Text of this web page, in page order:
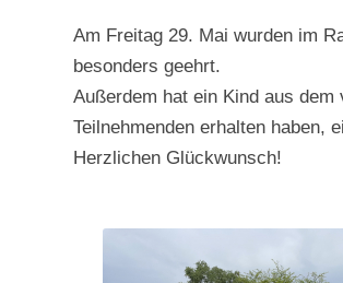
Am Freitag 29. Mai wurden im
besonders geehrt.
Außerdem hat ein Kind aus
Teilnehmenden erhalten haben,
Herzlichen Glückwunsch!